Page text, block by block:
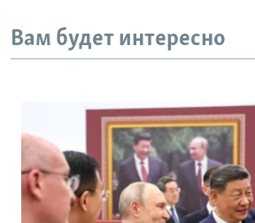
Вам будет интересно